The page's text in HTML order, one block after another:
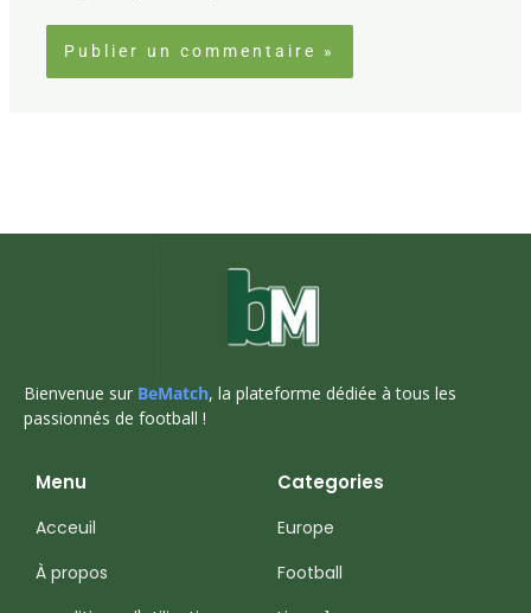
Bienvenue sur BeMatch, la plateforme dédiée à tous les
passionnés de football !
Menu
Acceuil
À propos
Categories
Europe
Football